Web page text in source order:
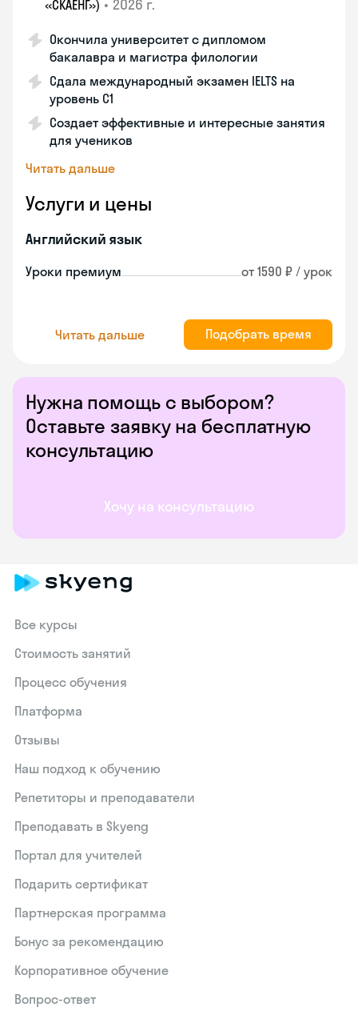
Нужна помощь с выбором?
Оставьте заявку на бесплатную
консультацию
Хочу на консультацию
«СКАЕНГ») • 2026 г.
Окончила университет с дипломом
бакалавра и магистра филологии
Сдала международный экзамен IELTS на
уровень C1
Создает эффективные и интересные занятия
для учеников
Читать дальше
Услуги и цены
Английский язык
Уроки премиум от 1590 ₽ / урок
Читать дальше Подобрать время
Все курсы
Стоимость занятий
Процесс обучения
Платформа
Отзывы
Наш подход к обучению
Репетиторы и преподаватели
Преподавать в Skyeng
Портал для учителей
Подарить сертификат
Партнерская программа
Бонус за рекомендацию
Корпоративное обучение
Вопрос-ответ